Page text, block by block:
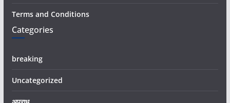
Terms and Conditions
Categories
breaking
Uncategorized